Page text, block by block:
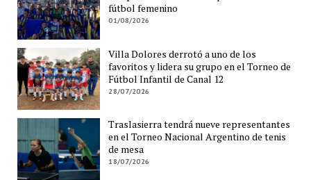
fútbol femenino
01/08/2026
Villa Dolores derrotó a uno de los
favoritos y lidera su grupo en el Torneo de
Fútbol Infantil de Canal 12
28/07/2026
Traslasierra tendrá nueve representantes
en el Torneo Nacional Argentino de tenis
de mesa
18/07/2026